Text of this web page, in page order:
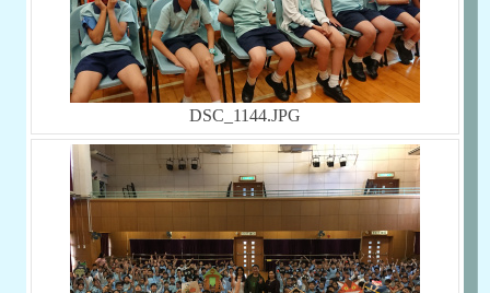
DSC_1144.JPG